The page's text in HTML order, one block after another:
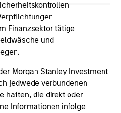
Finanzsektor tätige
und
Morgan Stanley Investment
jedwede verbundenen
haften, die direkt oder
Informationen infolge
Voting FOR
Plan
FOR Tesla's
Plan for Elon Musk